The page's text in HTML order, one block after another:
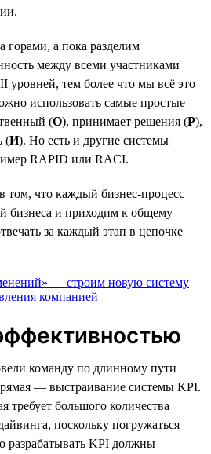
горами, а пока разделим
между всеми участниками
уровней, тем более что мы всё это
использовать самые простые
(О), принимает решения (Р),
(И). Но есть и другие системы
RAPID или RACI.
том, что каждый бизнес-процесс
бизнеса и приходим к общему
за каждый этап в цепочке
команду по длинному пути
— выстраивание системы KPI.
требует большого количества
поскольку погружаться
разрабатывать KPI должны